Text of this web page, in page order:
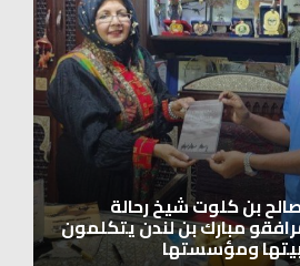
الوطن العربي يدشّن انطلاقته
الأعمال والشخصيات